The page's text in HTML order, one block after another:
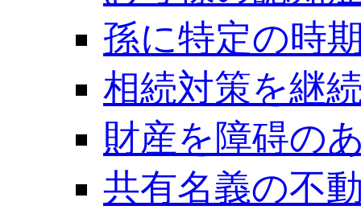
孫に特定の時
相続対策を継
財産を障碍の
共有名義の不